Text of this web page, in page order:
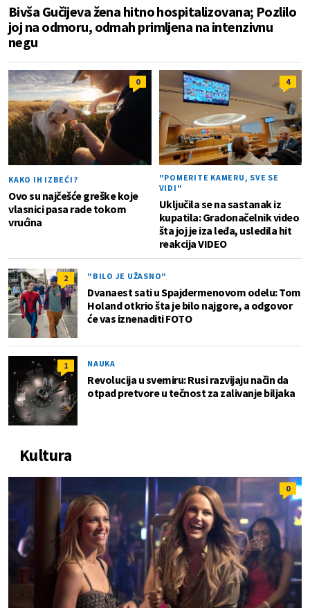
Bivša Gučijeva žena hitno hospitalizovana; Pozlilo
joj na odmoru, odmah primljena na intenzivnu
negu
0
KAKO IH IZBEĆI?
Ovo su najčešće greške koje
vlasnici pasa rade tokom
vrućina
4
"POMERITE KAMERU, SVE SE
VIDI"
Uključila se na sastanak iz
kupatila: Gradonačelnik video
šta joj je iza leđa, usledila hit
reakcija VIDEO
2 "BILO JE UŽASNO"
Dvanaest sati u Spajdermenovom odelu: Tom
Holand otkrio šta je bilo najgore, a odgovor
će vas iznenaditi FOTO
1 NAUKA
Revolucija u svemiru: Rusi razvijaju način da
otpad pretvore u tečnost za zalivanje biljaka
Kultura
0